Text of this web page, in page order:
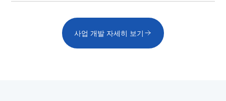
사업 개발 자세히 보기